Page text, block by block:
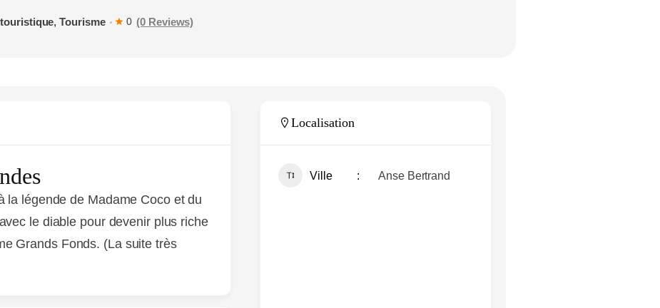
,Tourisme 0 (0 Reviews)
la légende de Madame Coco et du
le diable pour devenir plus riche
Grands Fonds. (La suite très
Localisation
Ville Anse Bertrand